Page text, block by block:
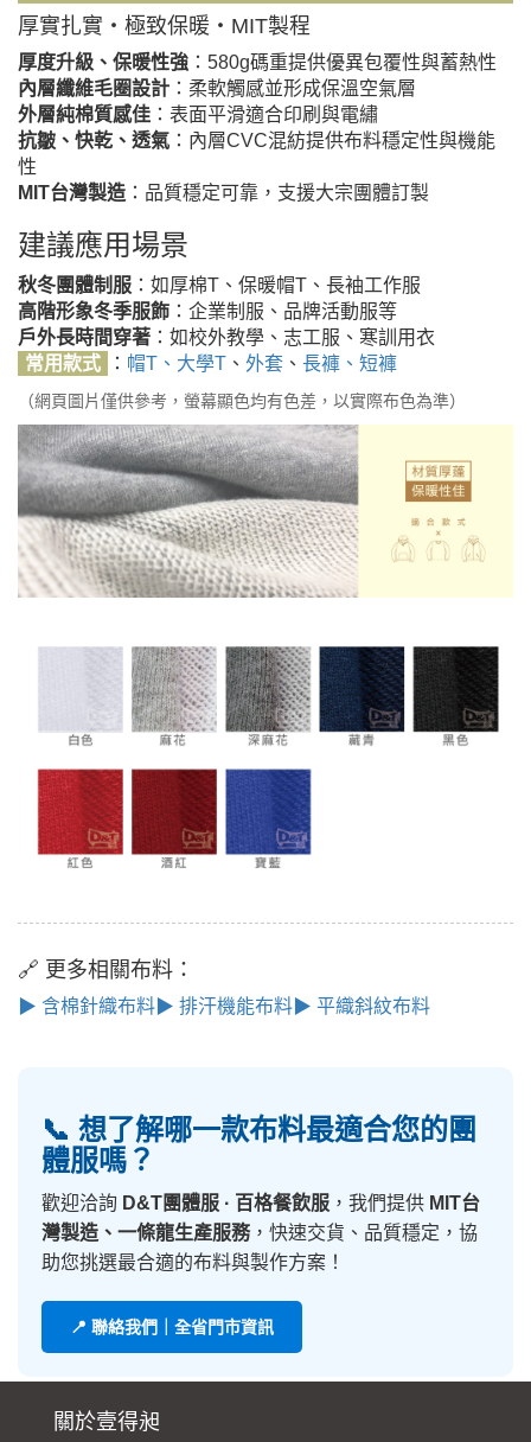
厚實扎實・極致保暖・MIT製程
厚度升級、保暖性強 ：580g碼重提供優異包覆性與蓄熱性
內層纖維毛圈設計 ：柔軟觸感並形成保溫空氣層
外層純棉質感佳 ：表面平滑適合印刷與電繡
抗皺、快乾、透氣 ：內層CVC混紡提供布料穩定性與機能
性
MIT台灣製造 ：品質穩定可靠，支援大宗團體訂製
建議應用場景
秋冬團體制服 ：如厚棉T、保暖帽T、長袖工作服
高階形象冬季服飾 ：企業制服、品牌活動服等
戶外長時間穿著 ：如校外教學、志工服、寒訓用衣
常用款式
： 帽T、大學T 、 外套 、 長褲、短褲
（網頁圖片僅供參考，螢幕顯色均有色差，以實際布色為準）
🔗 更多相關布料：
▶ 含棉針織布料 ▶ 排汗機能布料 ▶ 平織斜紋布料
📞 想了解哪一款布料最適合您的團
體服嗎？
歡迎洽詢 D&T團體服 · 百格餐飲服 ，我們提供 MIT台
灣製造、一條龍生產服務，快速交貨、品質穩定，協
助您挑選最合適的布料與製作方案！
📍 聯絡我們｜全省門市資訊
關於壹得昶